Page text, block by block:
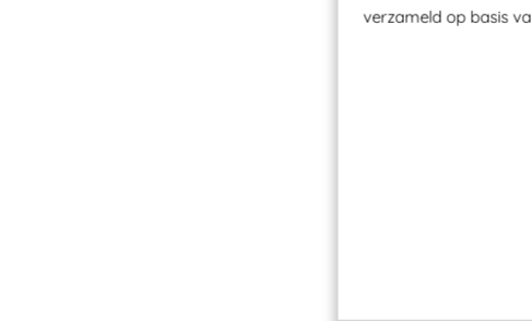
verzameld op basis